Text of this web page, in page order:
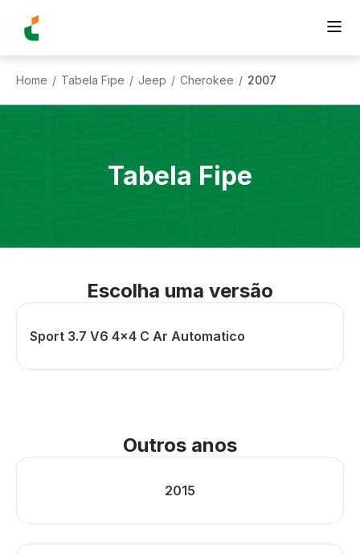
Home / Tabela Fipe / Jeep / Cherokee / 2007
Tabela Fipe
Escolha uma versão
Sport 3.7 V6 4x4 C Ar Automatico
Outros anos
2015